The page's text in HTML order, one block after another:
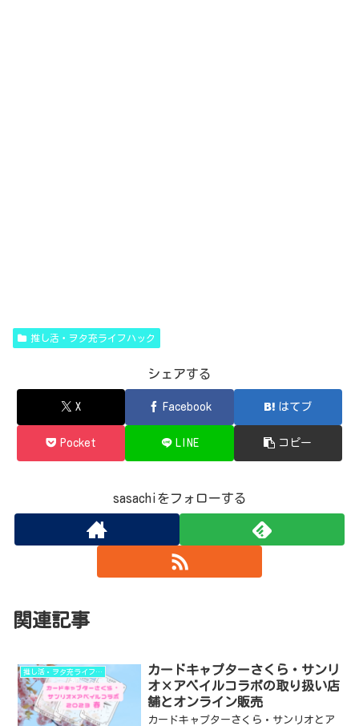
推し活・ヲタ充ライフハック
シェアする
X Facebook はてブ
Pocket LINE コピー
sasachiをフォローする
関連記事
推し活・ヲタ充ライフハック
カードキャプターさくら・サンリ
オ×アベイルコラボの取り扱い店
舗とオンライン販売
カードキャプターさくら・サンリオとア